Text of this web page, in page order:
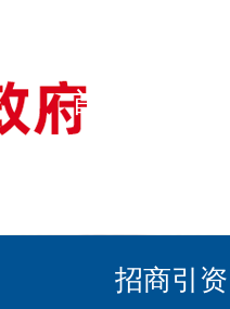
首页
招商引资